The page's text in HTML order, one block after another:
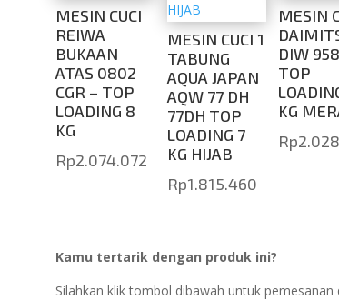
MESIN CUCI
REIWA
BUKAAN
ATAS 0802
CGR – TOP
LOADING 8
KG
Rp2.074.072
MESIN CUCI 1
TABUNG
AQUA JAPAN
AQW 77 DH
77DH TOP
LOADING 7
KG HIJAB
Rp1.815.460
MESIN
DIW
TOP
KG
Rp
Kamu tertarik dengan produk ini?
Silahkan klik tombol dibawah untuk pemesanan